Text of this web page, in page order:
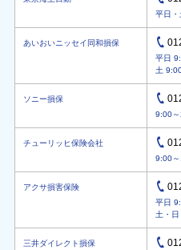
平日
あいおいニッセイ同和損保
平日
土
ソニー損保
9:00～
チューリッヒ保険会社
9:00～
アクサ損害保険
平日
土・
三井ダイレクト損保